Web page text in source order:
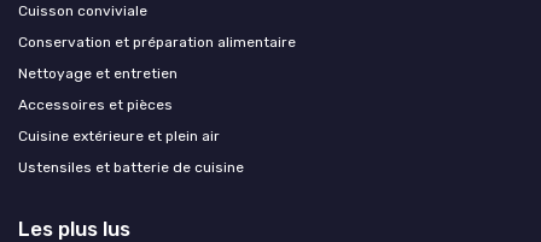
Cuisson conviviale
Conservation et préparation alimentaire
Nettoyage et entretien
Accessoires et pièces
Cuisine extérieure et plein air
Ustensiles et batterie de cuisine
Les plus lus